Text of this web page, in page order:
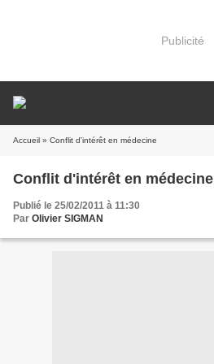
Publicité
Accueil » Conflit d'intérêt en médecine
Conflit d'intérêt en médecine
Publié le 25/02/2011 à 11:30
Par Olivier SIGMAN